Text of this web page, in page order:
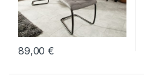
89,00€